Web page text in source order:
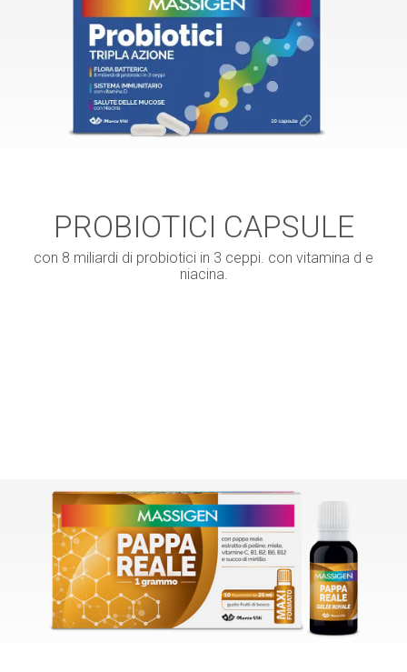
PROBIOTICI CAPSULE
con 8 miliardi di probiotici in 3 ceppi. con vitamina d e
niacina.